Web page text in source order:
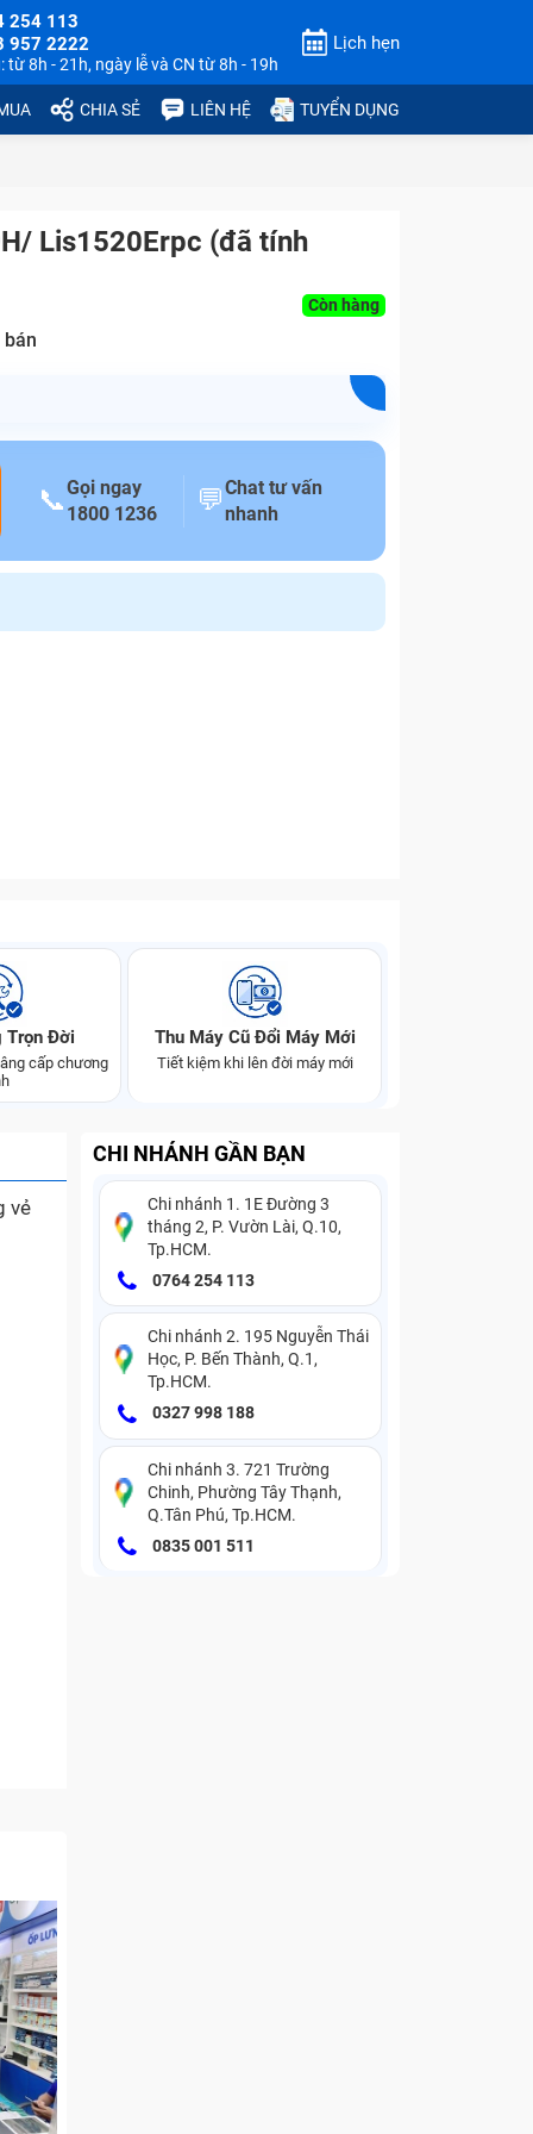
254 113
957 2222
từ 8h - 21h, ngày lễ và CN từ 8h - 19h
Lịch hẹn
CHIA SẺ LIÊN HỆ TUYỂN DỤNG
Lis1520Erpc (đã tính
Còn hàng
📞Gọi ngay
1800 1236
💬Chat tư vấn
nhanh
Trọn Đời
cấp chương
Thu Máy Cũ Đổi Máy Mới
Tiết kiệm khi lên đời máy mới
vẻ
CHI NHÁNH GẦN BẠN
Chi nhánh 1. 1E Đường 3
tháng 2, P. Vườn Lài, Q.10,
Tp.HCM.
0764 254 113
Chi nhánh 2. 195 Nguyễn Thái
Học, P. Bến Thành, Q.1,
Tp.HCM.
0327 998 188
Chi nhánh 3. 721 Trường
Chinh, Phường Tây Thạnh,
Q.Tân Phú, Tp.HCM.
0835 001 511